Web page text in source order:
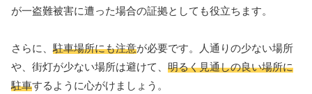
が一盗難被害に遭った場合の証拠としても役立ちます。
さらに、 駐車場所にも注意が必要です。人通りの少ない場所
や、街灯が少ない場所は避けて、 明るく見通しの良い場所に
駐車するように心がけましょう。